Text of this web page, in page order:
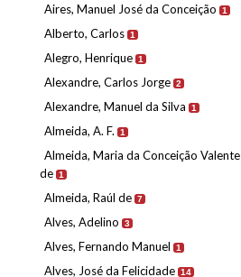
Aires, Manuel José da Conceição 1
Alberto, Carlos 1
Alegro, Henrique 1
Alexandre, Carlos Jorge 2
Alexandre, Manuel da Silva 1
Almeida, A. F. 1
Almeida, Maria da Conceição Valente
de 1
Almeida, Raúl de 7
Alves, Adelino 3
Alves, Fernando Manuel 1
Alves, José da Felicidade 14